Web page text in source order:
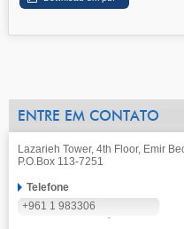
ENTRE EM CONTATO
Lazarieh Tower, 4th Floor, Emir
P.O.Box 113-7251
Telefone
+961 1 983306